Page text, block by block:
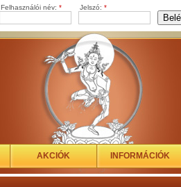
Felhasználói név: * Jelszó: *
AKCIÓK INFORMÁCIÓK